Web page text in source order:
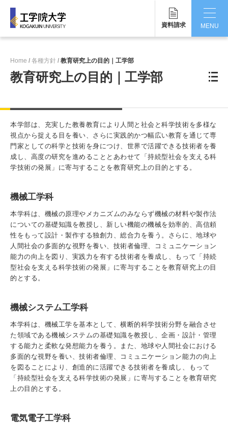
資料請求
MENU
国際交流・留学
研究・産学連携
入試情報
受験生の方 在学生・保証人の方 卒業生の方
Pick Up
1. Action！x 工学院大学
Home 各種方針 教育研究上の目的｜工学部
教育研究上の目的｜工学部
本学部は、充実した教養教育により人間と社会と科学技術を多様な
視点から捉える目を養い、さらに実践的かつ幅広い教育を通じて専
門家としての科学と技術を身につけ、世界で活躍できる技術者を養
成し、高度の研究を進めることとあわせて「持続型社会を支える科
学技術の発展」に寄与することを教育研究上の目的とする。
機械工学科
本学科は、機械の原理やメカニズムのみならず機械の材料や製作法
についての基礎知識を教授し、新しい機能の機械を効率的、高信頼
性をもって設計・製作する独創力、総合力を養う。さらに、地球や
人間社会の多面的な視野を養い、技術者倫理、コミュニケーション
能力の向上を図り、実践力を有する技術者を養成し、もって「持続
型社会を支える科学技術の発展」に寄与することを教育研究上の目
的とする。
機械システム工学科
本学科は、機械工学を基本として、横断的科学技術分野を融合させ
た領域である機械システムの基礎知識を教授し、企画・設計・管理
する能力と柔軟な発想能力を養う。また、地球や人間社会における
多面的な視野を養い、技術者倫理、コミュニケーション能力の向上
を図ることにより、創造的に活躍できる技術者を養成し、もって
「持続型社会を支える科学技術の発展」に寄与することを教育研究
上の目的とする。
電気電子工学科